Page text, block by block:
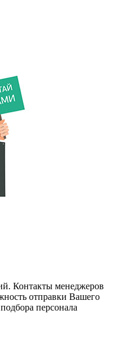
Контакты менеджеров
отправки Вашего
персонала